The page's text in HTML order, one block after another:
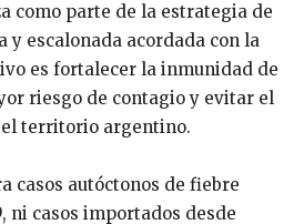
como parte de la estrategia de
y escalonada acordada con la
es fortalecer la inmunidad de
riesgo de contagio y evitar el
territorio argentino.
casos autóctonos de fiebre
ni casos importados desde